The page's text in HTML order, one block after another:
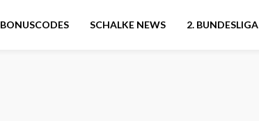
BONUSCODES SCHALKE NEWS 2. BUNDESLIGA